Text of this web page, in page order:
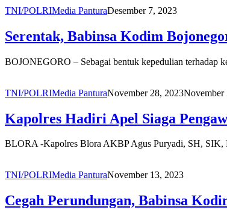
TNI/POLRIMedia PanturaDesember 7, 2023
Serentak, Babinsa Kodim
BOJONEGORO – Sebagai bentuk kepedulian terhadap
TNI/POLRIMedia PanturaNovember 28, 2023November
Kapolres Hadiri Apel Siaga
BLORA -Kapolres Blora AKBP Agus Puryadi, SH,
TNI/POLRIMedia PanturaNovember 13, 2023
Cegah Perundungan, Babinsa